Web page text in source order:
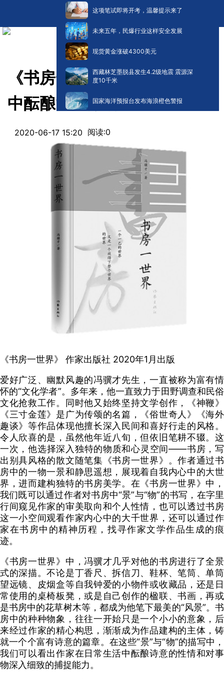
这项笔试即将开考，温馨提示来了
未来五年，民爆行业这样安全发展
现货黄金涨破4300美元
西藏林芝墨脱县发生4.2级地震 震源深
度10千米
国家海洋预报台发布海浪橙色警报
《书房一世界》：在一方天地
中酝酿“书房美学”
2020-06-17 15:20 阅读:0
《书房一世界》 作家出版社 2020年1月出版
爱好广泛、幽默风趣的冯骥才先生，一直被称为富有情
怀的“文化学者”。多年来，他一直致力于田野调查和民俗
文化抢救工作。同时他又始终坚持文学创作，《神鞭》
《三寸金莲》是广为传颂的名篇，《俗世奇人》《海外
趣谈》等作品体现他擅长深入民间和喜好行走的风格。
令人欣喜的是，虽然他年近八旬，但依旧笔耕不辍。这
一次，他选择深入独特的物质和心灵空间——书房，写
出别具风格的散文随笔集《书房一世界》。作者通过书
房中的一物一景和静思遥想，展现着自我内心中的大世
界，进而建构独特的书房美学。在《书房一世界》中，
我们既可以通过作者对书房中“景”与“物”的书写，在字里
行间窥见作家的审美取向和个人性情，也可以透过书房
这一小空间观看作家内心中的大千世界，还可以通过作
家在书房中的精神历程，找寻作家文学作品生成的痕
迹。
《书房一世界》中，冯骥才几乎对他的书房进行了全景
式的深描。不论是丁香尺、拆信刀、鞋杯、笔筒、单筒
望远镜、皮烟盒等自我钟爱的小物件或收藏品，还是日
常使用的桌椅板凳，或是自己创作的楹联、书画，再或
是书房中的花草树木等，都成为他笔下最美的“风景”。书
房中的种种物象，往往一开始只是一个小小的意象，后
来经过作家的精心构思，渐渐成为作品建构的主体，铸
就一个个富有诗意的篇章。在这些“景”与“物”的描写中，
我们可以看出作家在日常生活中酝酿诗意的性情和对事
物深入细致的捕捉能力。